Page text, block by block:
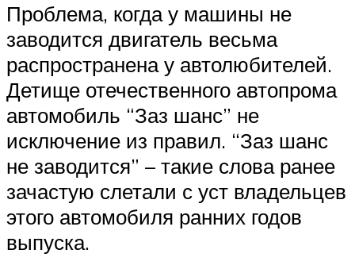
Проблема, когда у машины не
заводится двигатель весьма
распространена у автолюбителей.
Детище отечественного автопрома
автомобиль “Заз шанс” не
исключение из правил. “Заз шанс
не заводится” – такие слова ранее
зачастую слетали с уст владельцев
этого автомобиля ранних годов
выпуска.